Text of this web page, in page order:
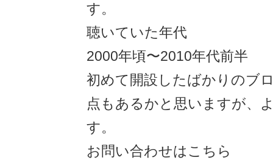
す。
聴いていた年代
2000年頃〜2010年代前半
初めて開設したばかりのブ
点もあるかと思いますが、
す。
お問い合わせはこちら